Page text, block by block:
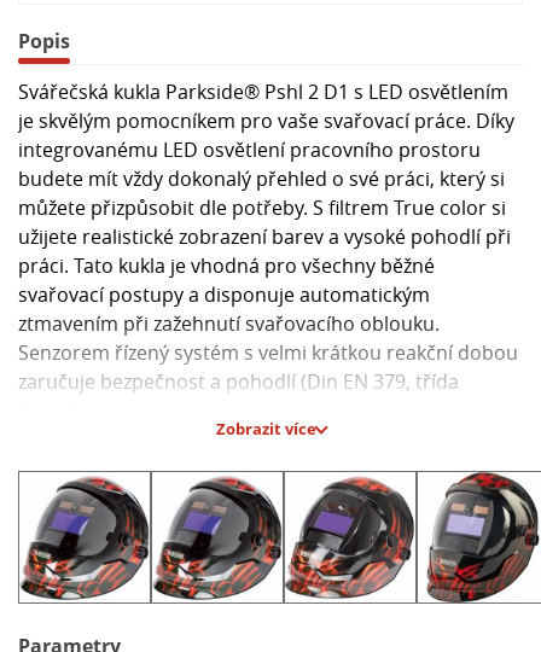
Popis
Svářečská kukla Parkside® Pshl 2 D1 s LED osvětlením
je skvělým pomocníkem pro vaše svařovací práce. Díky
integrovanému LED osvětlení pracovního prostoru
budete mít vždy dokonalý přehled o své práci, který si
můžete přizpůsobit dle potřeby. S filtrem True color si
užijete realistické zobrazení barev a vysoké pohodlí při
práci. Tato kukla je vhodná pro všechny běžné
svařovací postupy a disponuje automatickým
ztmavením při zažehnutí svařovacího oblouku.
Senzorem řízený systém s velmi krátkou reakční dobou
zaručuje bezpečnost a pohodlí (Din EN 379, třída
Díky automaticky řízenému stínění a variabilně
nastavitelné citlivosti a doby zesvětlení budete mít
pohodlnou práci bez přerušení. Kukla je vybavena také
automatickým zesvětlením po ukončení sváření a
plynule nastavitelným ochranným stupněm DIN
ji nastavit i pro létající jiskry při broušení. S extra nízkou
Zobrazit více
Parametry